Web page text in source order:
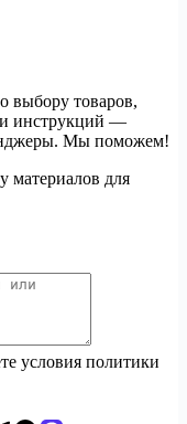
выбору товаров,
инструкций —
Мы поможем!
материалов для
условия политики